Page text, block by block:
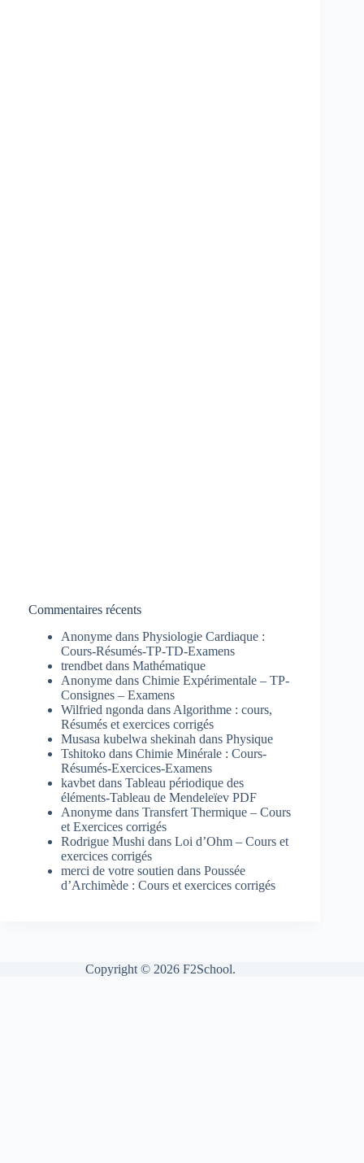
Commentaires récents
Anonyme dans Physiologie Cardiaque :
Cours-Résumés-TP-TD-Examens
trendbet dans Mathématique
Anonyme dans Chimie Expérimentale – TP-
Consignes – Examens
Wilfried ngonda dans Algorithme : cours,
Résumés et exercices corrigés
Musasa kubelwa shekinah dans Physique
Tshitoko dans Chimie Minérale : Cours-
Résumés-Exercices-Examens
kavbet dans Tableau périodique des
éléments-Tableau de Mendeleïev PDF
Anonyme dans Transfert Thermique – Cours
et Exercices corrigés
Rodrigue Mushi dans Loi d’Ohm – Cours et
exercices corrigés
merci de votre soutien dans Poussée
d’Archimède : Cours et exercices corrigés
Copyright © 2026 F2School.